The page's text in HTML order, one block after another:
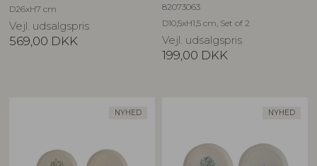
D26xH7 cm
Vejl. udsalgspris
569,00 DKK
82073063
D10,5xH1,5 cm, Set of 2
Vejl. udsalgspris
199,00 DKK
NYHED NYHED